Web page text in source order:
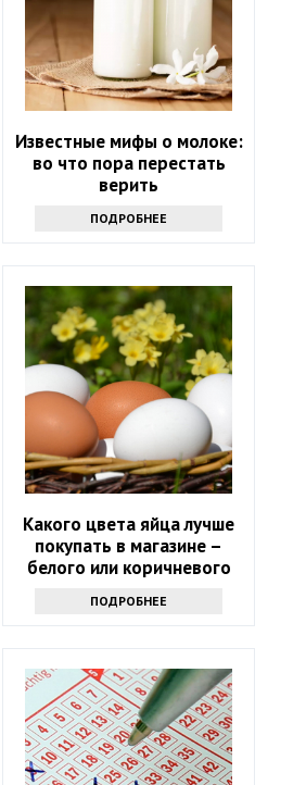
Известные мифы о молоке:
во что пора перестать
верить
ПОДРОБНЕЕ
Какого цвета яйца лучше
покупать в магазине –
белого или коричневого
ПОДРОБНЕЕ